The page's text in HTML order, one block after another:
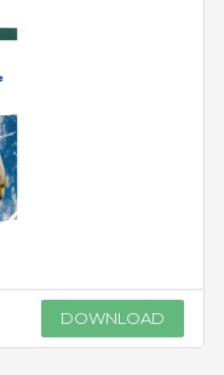
DOWNLOAD